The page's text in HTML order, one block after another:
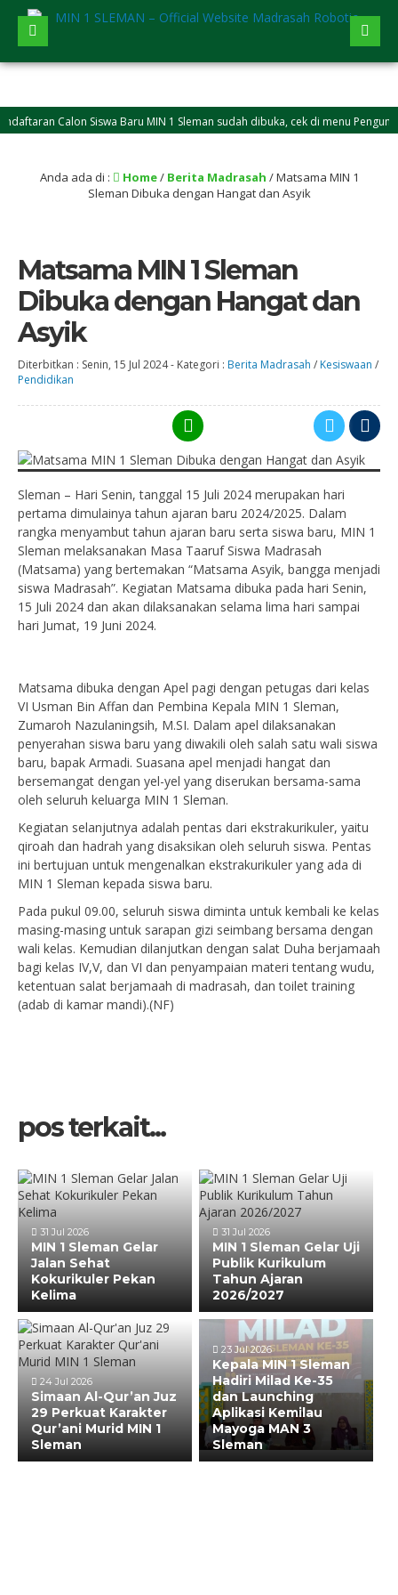
Calon Siswa Baru MIN 1 Sleman sudah dibuka, cek di menu Pengumuman
Anda ada di : Home/ Berita Madrasah /Matsama MIN 1
Sleman Dibuka dengan Hangat dan Asyik
Matsama MIN 1 Sleman
Dibuka dengan Hangat dan
Asyik
Diterbitkan : Senin, 15 Jul 2024- Kategori : Berita Madrasah / Kesiswaan /
Pendidikan
Sleman – Hari Senin, tanggal 15 Juli 2024 merupakan hari
pertama dimulainya tahun ajaran baru 2024/2025. Dalam
rangka menyambut tahun ajaran baru serta siswa baru, MIN 1
Sleman melaksanakan Masa Taaruf Siswa Madrasah
(Matsama) yang bertemakan “Matsama Asyik, bangga menjadi
siswa Madrasah”. Kegiatan Matsama dibuka pada hari Senin,
15 Juli 2024 dan akan dilaksanakan selama lima hari sampai
hari Jumat, 19 Juni 2024.
Matsama dibuka dengan Apel pagi dengan petugas dari kelas
VI Usman Bin Affan dan Pembina Kepala MIN 1 Sleman,
Zumaroh Nazulaningsih, M.SI. Dalam apel dilaksanakan
penyerahan siswa baru yang diwakili oleh salah satu wali siswa
baru, bapak Armadi. Suasana apel menjadi hangat dan
bersemangat dengan yel-yel yang diserukan bersama-sama
oleh seluruh keluarga MIN 1 Sleman.
Kegiatan selanjutnya adalah pentas dari ekstrakurikuler, yaitu
qiroah dan hadrah yang disaksikan oleh seluruh siswa. Pentas
ini bertujuan untuk mengenalkan ekstrakurikuler yang ada di
MIN 1 Sleman kepada siswa baru.
Pada pukul 09.00, seluruh siswa diminta untuk kembali ke kelas
masing-masing untuk sarapan gizi seimbang bersama dengan
wali kelas. Kemudian dilanjutkan dengan salat Duha berjamaah
bagi kelas IV,V, dan VI dan penyampaian materi tentang wudu,
ketentuan salat berjamaah di madrasah, dan toilet training
(adab di kamar mandi).(NF)
pos terkait...
31 Jul 2026
MIN 1 Sleman Gelar
Jalan Sehat
Kokurikuler Pekan
Kelima
31 Jul 2026
MIN 1 Sleman Gelar Uji
Publik Kurikulum
Tahun Ajaran
2026/2027
24 Jul 2026
Simaan Al-Qur’an Juz
29 Perkuat Karakter
Qur’ani Murid MIN 1
Sleman
23 Jul 2026
Kepala MIN 1 Sleman
Hadiri Milad Ke-35
dan Launching
Aplikasi Kemilau
Mayoga MAN 3
Sleman